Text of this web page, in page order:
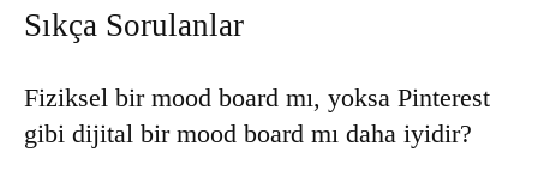
Sıkça Sorulanlar
Fiziksel bir mood board mı, yoksa Pinterest
gibi dijital bir mood board mı daha iyidir?